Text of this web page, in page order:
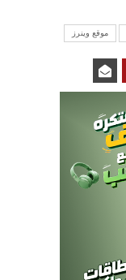
موقع وينرز